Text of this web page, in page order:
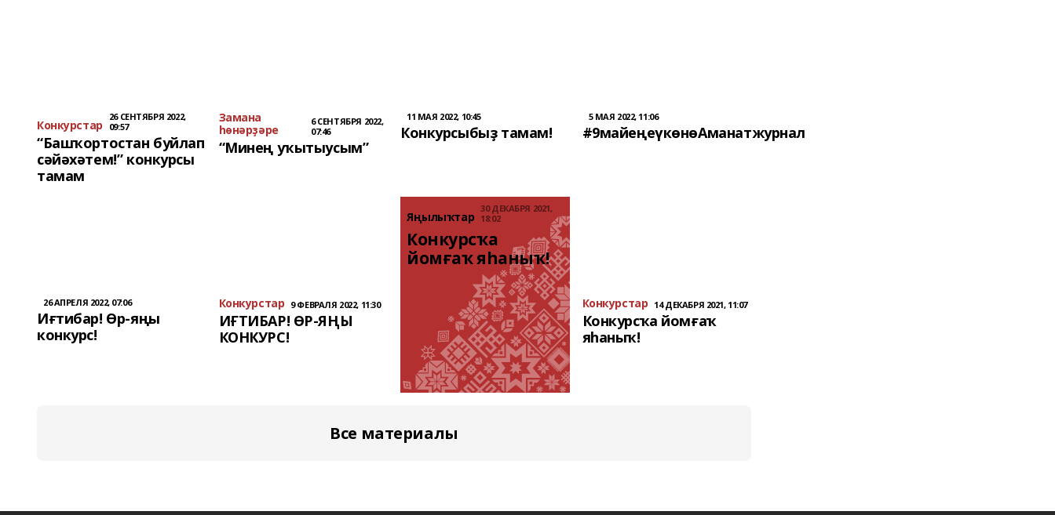
Конкурстар
26 СЕНТЯБРЯ 2022,
09:57
“Башҡортостан буйлап
сәйәхәтем!” конкурсы
тамам
Замана
һөнәрҙәре
6 СЕНТЯБРЯ 2022,
07:46
“Минең уҡытыусым”
11 МАЯ 2022, 10:45
Конкурсыбыҙ тамам!
5 МАЯ 2022, 11:06
#9майеңеүкөнөАманатжурнал
26 АПРЕЛЯ 2022, 07:06
Иғтибар! Өр-яңы
конкурс!
Конкурстар 9 ФЕВРАЛЯ 2022, 11:30
ИҒТИБАР! ӨР-ЯҢЫ
КОНКУРС!
Яңылыҡтар
30 ДЕКАБРЯ 2021,
18:02
Конкурсҡа
йомғаҡ яһаныҡ!
Конкурстар 14 ДЕКАБРЯ 2021, 11:07
Конкурсҡа йомғаҡ
яһаныҡ!
Все материалы